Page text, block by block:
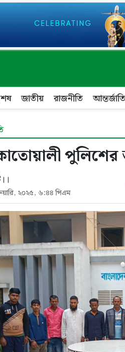
জাতীয় রাজনীতি
পুলিশের
২০২৫, ৬:৪৪ পিএম